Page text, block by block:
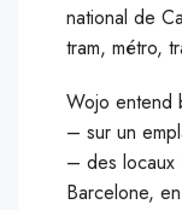
national de
tram, métro,
Wojo entend
– sur un
– des locaux
Barcelone,